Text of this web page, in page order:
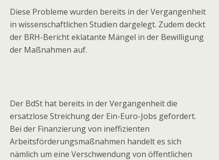
Diese Probleme wurden bereits in der Vergangenheit
in wissenschaftlichen Studien dargelegt. Zudem deckt
der BRH-Bericht eklatante Mängel in der Bewilligung
der Maßnahmen auf.
Der BdSt hat bereits in der Vergangenheit die
ersatzlose Streichung der Ein-Euro-Jobs gefordert.
Bei der Finanzierung von ineffizienten
Arbeitsförderungsmaßnahmen handelt es sich
nämlich um eine Verschwendung von öffentlichen